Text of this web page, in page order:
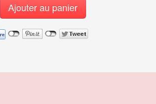
Ajouter au panier